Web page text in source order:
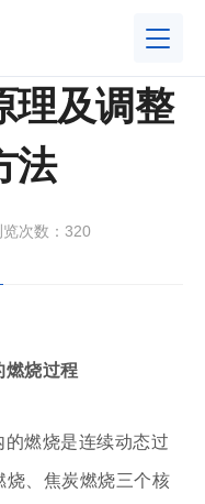
理及调整
法
览次数：320
燃烧过程
燃烧是连续动态过
烧、焦炭燃烧三个核